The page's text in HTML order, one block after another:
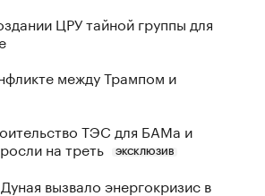
ЦРУ тайной группы для
между Трампом и
ТЭС для БАМа и
на треть
ЭКСКЛЮЗИВ
вызвало энергокризис в